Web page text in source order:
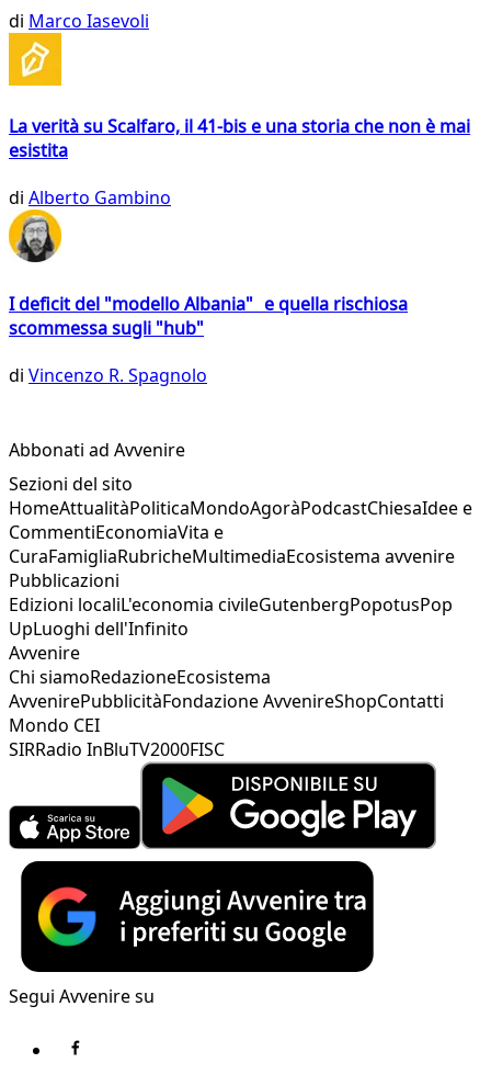
di Marco Iasevoli
La verità su Scalfaro, il 41-bis e una storia che non è mai
esistita
di Alberto Gambino
I deficit del "modello Albania" e quella rischiosa
scommessa sugli "hub"
di Vincenzo R. Spagnolo
Abbonati ad Avvenire
Sezioni del sito
HomeAttualitàPoliticaMondoAgoràPodcastChiesaIdee e
CommentiEconomiaVita e
CuraFamigliaRubricheMultimediaEcosistema avvenire
Pubblicazioni
Edizioni localiL'economia civileGutenbergPopotusPop
UpLuoghi dell'Infinito
Avvenire
Chi siamoRedazioneEcosistema
AvvenirePubblicitàFondazione AvvenireShopContatti
Mondo CEI
SIRRadio InBluTV2000FISC
Segui Avvenire su